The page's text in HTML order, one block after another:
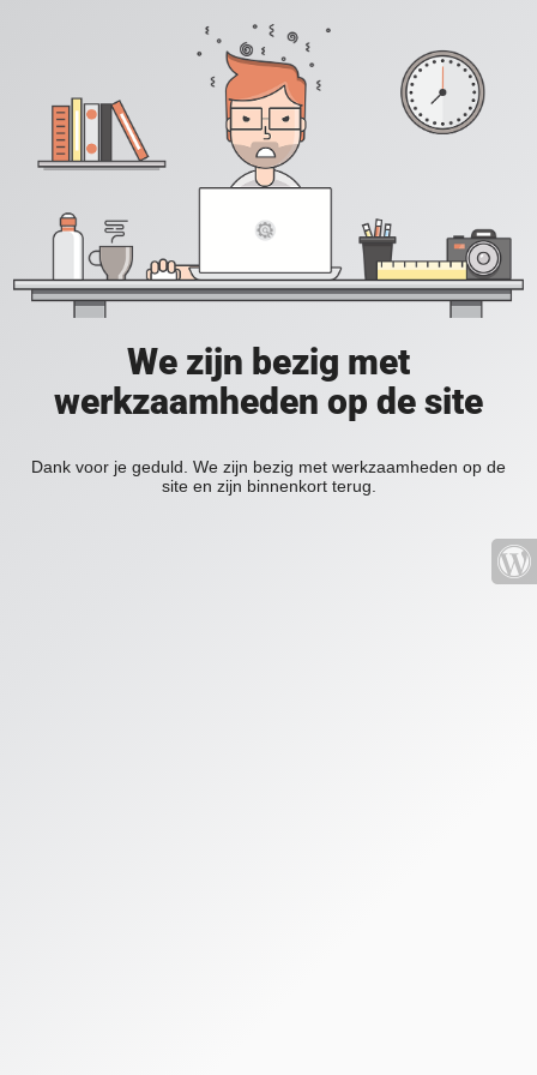
We zijn bezig met
werkzaamheden op de site
Dank voor je geduld. We zijn bezig met werkzaamheden op de
site en zijn binnenkort terug.